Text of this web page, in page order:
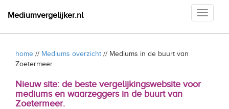
Toggle
Mediumvergelijker.nl
home // Mediums overzicht // Mediums in de buurt van
Zoetermeer
Nieuw site: de beste vergelijkingswebsite voor
mediums en waarzeggers in de buurt van
Zoetermeer.